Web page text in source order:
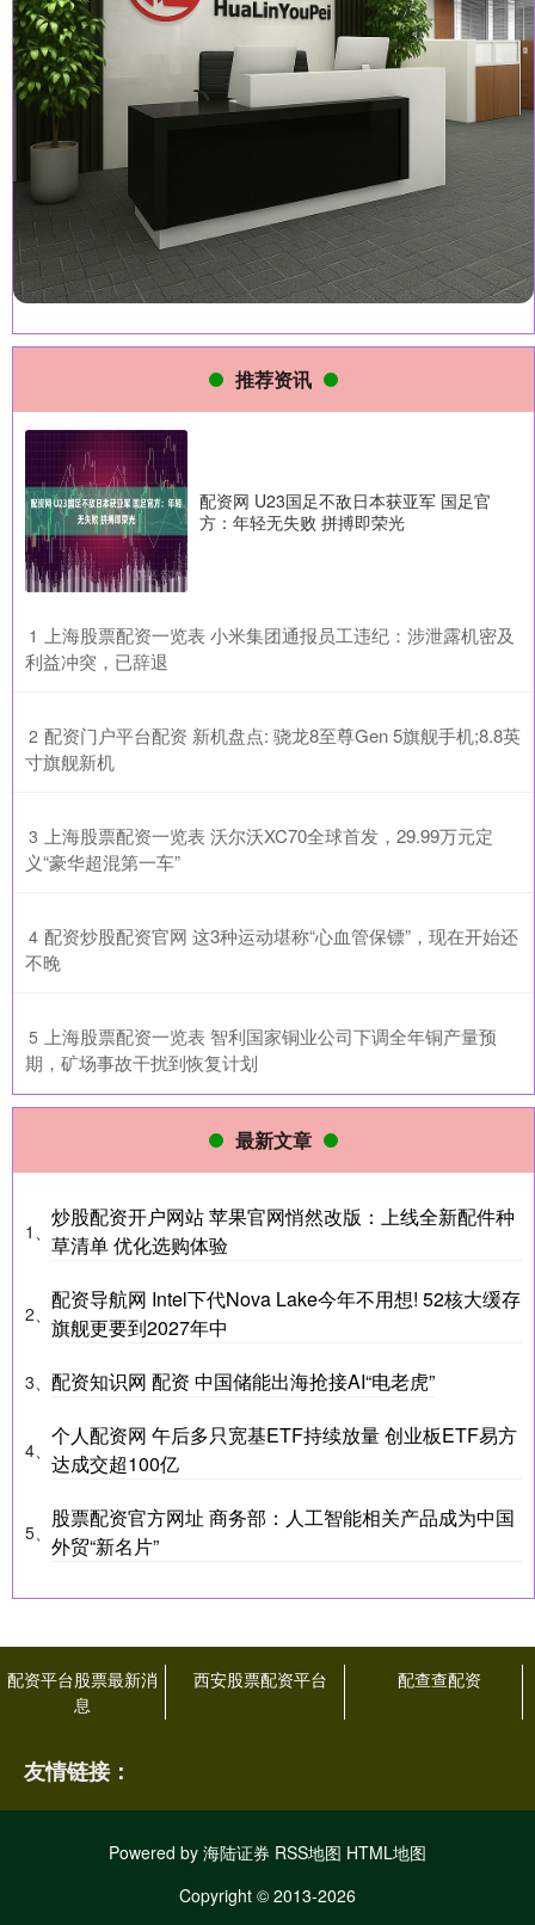
推荐资讯
配资网 U23国足不敌日本获亚军 国足官
方：年轻无失败 拼搏即荣光
1 ​上海股票配资一览表 小米集团通报员工违纪：涉泄露机密及
利益冲突，已辞退
2 ​配资门户平台配资 新机盘点: 骁龙8至尊Gen 5旗舰手机;8.8英
寸旗舰新机
3 ​上海股票配资一览表 沃尔沃XC70全球首发，29.99万元定
义“豪华超混第一车”
4 ​配资炒股配资官网 这3种运动堪称“心血管保镖”，现在开始还
不晚
5 ​上海股票配资一览表 智利国家铜业公司下调全年铜产量预
期，矿场事故干扰到恢复计划
最新文章
1、
炒股配资开户网站 苹果官网悄然改版：上线全新配件种
草清单 优化选购体验
2、
配资导航网 Intel下代Nova Lake今年不用想! 52核大缓存
旗舰更要到2027年中
3、 配资知识网 配资 中国储能出海抢接AI“电老虎”
4、
个人配资网 午后多只宽基ETF持续放量 创业板ETF易方
达成交超100亿
5、
股票配资官方网址 商务部：人工智能相关产品成为中国
外贸“新名片”
配资平台股票最新消
息
西安股票配资平台 配查查配资
友情链接：
Powered by 海陆证券 RSS地图 HTML地图
Copyright © 2013-2026